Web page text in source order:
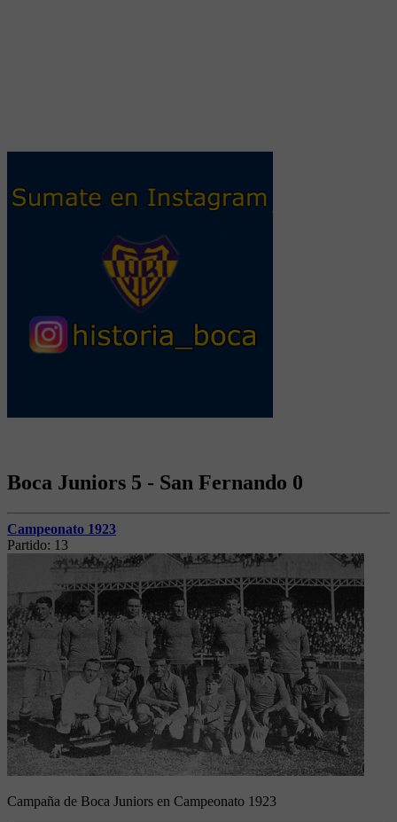
Boca Juniors 5 - San Fernando 0
Campeonato 1923
Partido: 13
Campaña de Boca Juniors en Campeonato 1923